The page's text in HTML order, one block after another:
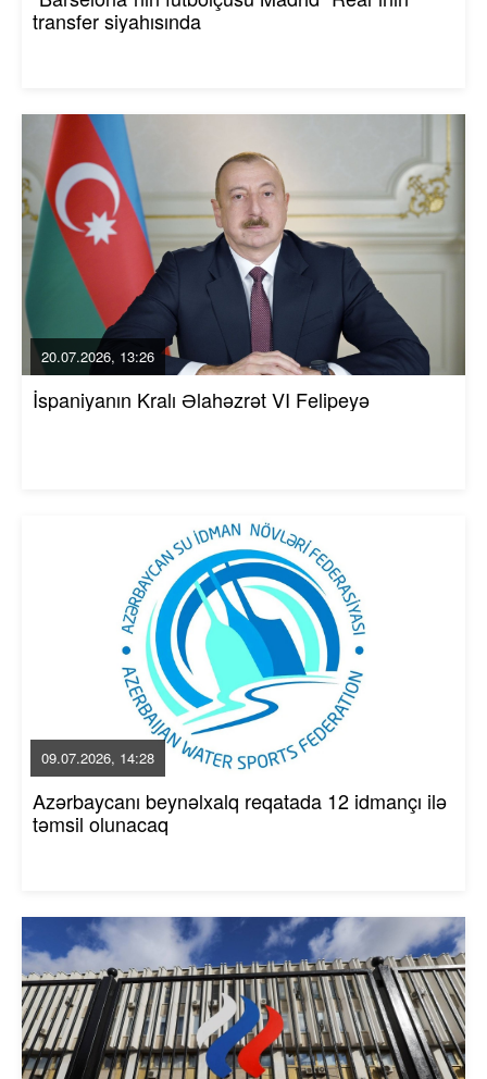
transfer siyahısında
20.07.2026, 13:26
İspaniyanın Kralı Əlahəzrət VI Felipeyə
09.07.2026, 14:28
Azərbaycanı beynəlxalq reqatada 12 idmançı ilə
təmsil olunacaq